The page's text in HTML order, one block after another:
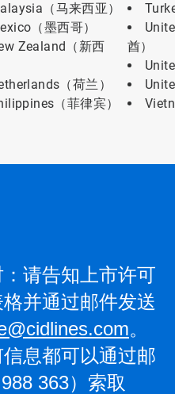
（马来西亚）
（墨西哥）
Zealand（新西
（荷兰）
（菲律宾）
酋）
请告知上市许可
并通过邮件发送
。
息都可以通过邮
363）索取